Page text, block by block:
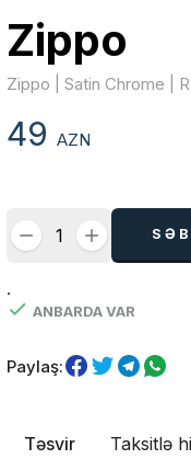
Zippo
Zippo | Satin Chrome |
49AZN
.
ANBARDA VAR
Paylaş:
Təsvir Taksitlə